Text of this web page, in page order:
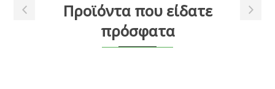
Προϊόντα που είδατε
πρόσφατα